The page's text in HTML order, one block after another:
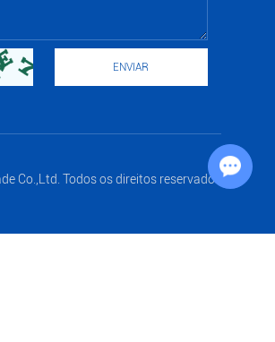
Co.,Ltd. Todos os direitos reservados
Chat with Us